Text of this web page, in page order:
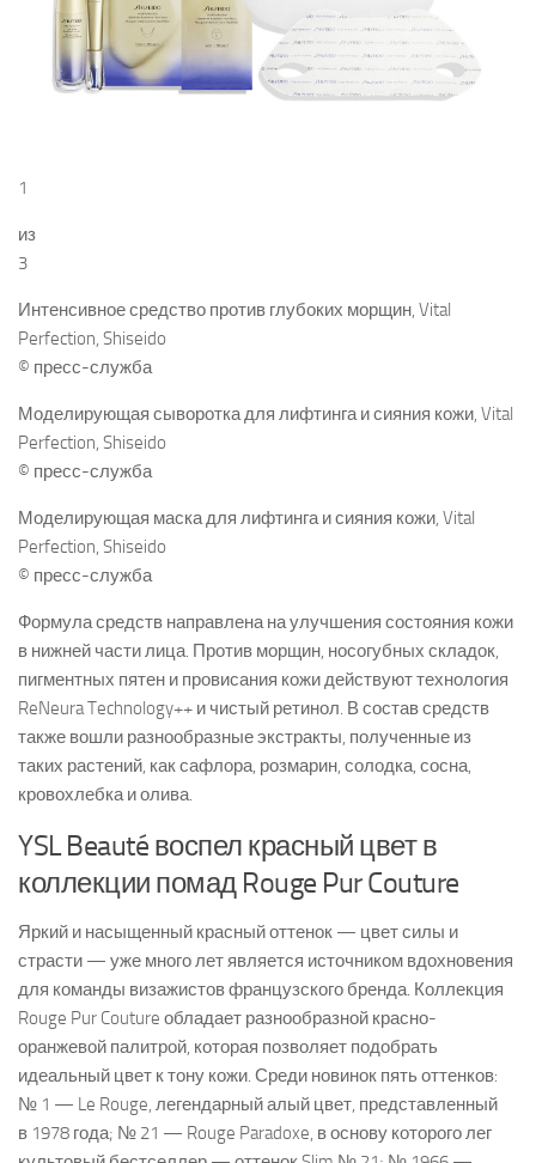
1
из
3
Интенсивное средство против глубоких морщин, Vital
Perfection, Shiseido
© пресс-служба
Моделирующая сыворотка для лифтинга и сияния кожи, Vital
Perfection, Shiseido
© пресс-служба
Моделирующая маска для лифтинга и сияния кожи, Vital
Perfection, Shiseido
© пресс-служба
Формула средств направлена на улучшения состояния кожи
в нижней части лица. Против морщин, носогубных складок,
пигментных пятен и провисания кожи действуют технология
ReNeura Technology++ и чистый ретинол. В состав средств
также вошли разнообразные экстракты, полученные из
таких растений, как сафлора, розмарин, солодка, сосна,
кровохлебка и олива.
YSL Beauté воспел красный цвет в
коллекции помад Rouge Pur Couture
Яркий и насыщенный красный оттенок — цвет силы и
страсти — уже много лет является источником вдохновения
для команды визажистов французского бренда. Коллекция
Rouge Pur Couture обладает разнообразной красно-
оранжевой палитрой, которая позволяет подобрать
идеальный цвет к тону кожи. Среди новинок пять оттенков:
№ 1 — Le Rouge, легендарный алый цвет, представленный
в 1978 года; № 21 — Rouge Paradoxe, в основу которого лег